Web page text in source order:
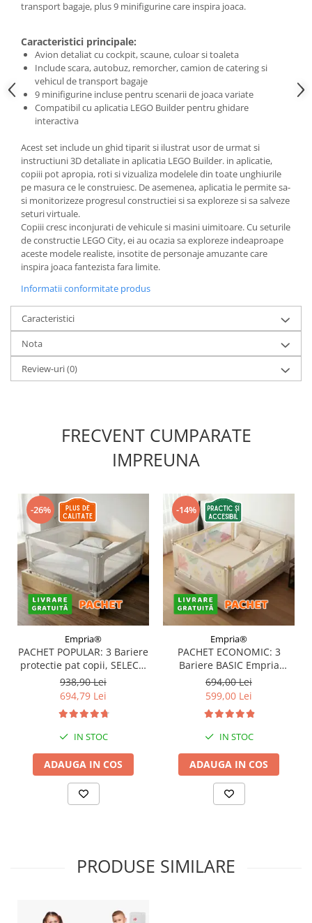
transport bagaje, plus 9 minifigurine care inspira joaca.
Caracteristici principale:
Avion detaliat cu cockpit, scaune, culoar si toaleta
Include scara, autobuz, remorcher, camion de catering si
vehicul de transport bagaje
9 minifigurine incluse pentru scenarii de joaca variate
Compatibil cu aplicatia LEGO Builder pentru ghidare
interactiva
Acest set include un ghid tiparit si ilustrat usor de urmat si
instructiuni 3D detaliate in aplicatia LEGO Builder. in aplicatie,
copiii pot apropia, roti si vizualiza modelele din toate unghiurile
pe masura ce le construiesc. De asemenea, aplicatia le permite sa-
si monitorizeze progresul constructiei si sa exploreze si sa salveze
seturi virtuale.
Copiii cresc inconjurati de vehicule si masini uimitoare. Cu seturile
de constructie LEGO City, ei au ocazia sa exploreze indeaproape
aceste modele realiste, insotite de personaje amuzante care
inspira joaca fantezista fara limite.
Informatii conformitate produs
Caracteristici
Nota
Review-uri(0)
FRECVENT CUMPARATE
IMPREUNA
-26%
Empria®
PACHET POPULAR: 3 Bariere
protectie pat copii, SELECT,
160x200 cm
938,90 Lei
694,79 Lei
IN STOC
ADAUGA IN COS
-14%
Empria®
PACHET ECONOMIC: 3
Bariere BASIC Empria
protectie pat 160X200 cm +
bara stabilizatoare
694,00 Lei
599,00 Lei
IN STOC
ADAUGA IN COS
PRODUSE SIMILARE